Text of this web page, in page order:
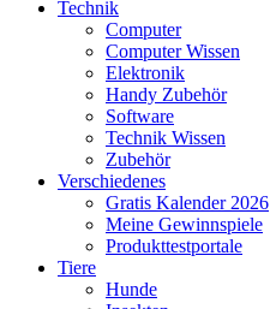
Technik
Computer
Computer Wissen
Elektronik
Handy Zubehör
Software
Technik Wissen
Zubehör
Verschiedenes
Gratis Kalender 2026
Meine Gewinnspiele
Produkttestportale
Tiere
Hunde